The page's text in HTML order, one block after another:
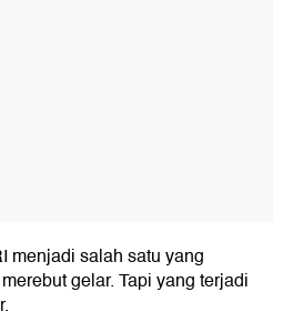
menjadi salah satu yang
gelar. Tapi yang terjadi